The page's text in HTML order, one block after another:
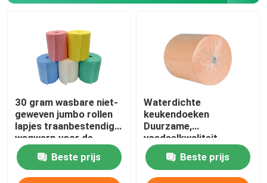
30 gram wasbare niet-
geweven jumbo rollen
lapjes traanbestendig
wegwerp voor de
keuken
Beste prijs
Waterdichte
keukendoeken
Duurzame,
voedselkwaliteit
wegwerphanddoeken
Beste prijs